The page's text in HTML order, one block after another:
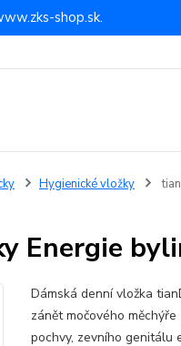
shop.sk.
Hygienické vložky
Energie
Dámská denní vložka
zánět močového
pochvy, zevního genitálu